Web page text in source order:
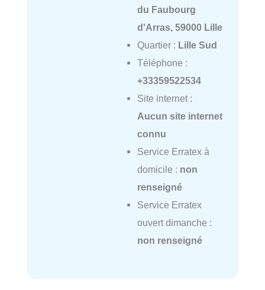
du Faubourg
d'Arras, 59000 Lille
Quartier : Lille Sud
Téléphone :
+33359522534
Site internet :
Aucun site internet
connu
Service Erratex à
domicile : non
renseigné
Service Erratex
ouvert dimanche :
non renseigné